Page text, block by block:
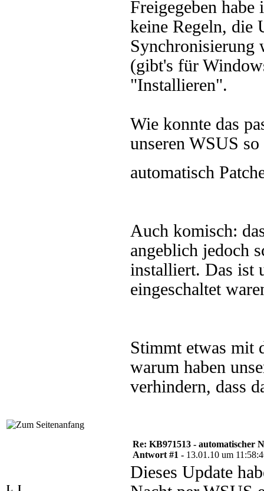
Freigegeben
keine Regeln, die
Synchronisierung
(gibt's für
"Installieren".
Wie konnte das
unseren WSUS
automatisch
Auch komisch:
angeblich jedoch
installiert. Das ist
eingeschaltet
Stimmt etwas mit
warum haben
verhindern, dass
L_I
Re: KB971513 - automatischer
Antwort #1 - 13.01.10 um
Dieses Update